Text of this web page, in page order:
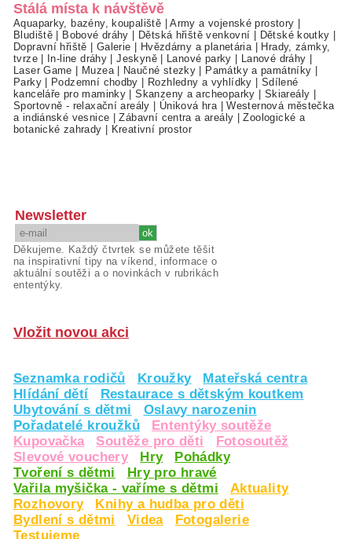
Stálá místa k návštěvě
Aquaparky, bazény, koupaliště |Army a vojenské prostory
Bludiště
Bobové dráhy Dětská hřiště venkovní Dětské koutky
Dopravní hřiště
Galerie Hvězdárny a planetária|
Hrady, zámky,
tvrze| In-line dráhy |Jeskyně| Lanové parky Lanové dráhy
Laser Game
Muzea| Naučné stezky Památky a památníky
Parky| Podzemní chodby Rozhledny a vyhlídky
Sdílené
kanceláře pro maminky |Skanzeny a archeoparky Skiareály
Sportovně - relaxační areály
Úniková hra|Westernová městečka
a indiánské vesnice |Zábavní centra a areály |Zoologické a
botanické zahrady
Kreativní prostor
Newsletter
Děkujeme. Každý čtvrtek se můžete těšit
na inspirativní tipy na víkend, informace o
aktuální soutěži a o novinkách v rubrikách
ententýky.
Vložit novou akci
Seznamka rodičů Kroužky
Mateřská centra
Hlídání dětí
Restaurace s dětským koutkem
Ubytování s dětmi
Oslavy narozenin
Pořadatelé kroužků
Ententýky soutěže
Kupovačka
Soutěže pro děti
Fotosoutěž
Slevové vouchery
Hry
Pohádky
Tvoření s dětmi
Hry pro hravé
Vařila myšička - vaříme s dětmi
Aktuality
Rozhovory
Knihy a hudba pro děti
Bydlení s dětmi
Videa
Fotogalerie
Testujeme